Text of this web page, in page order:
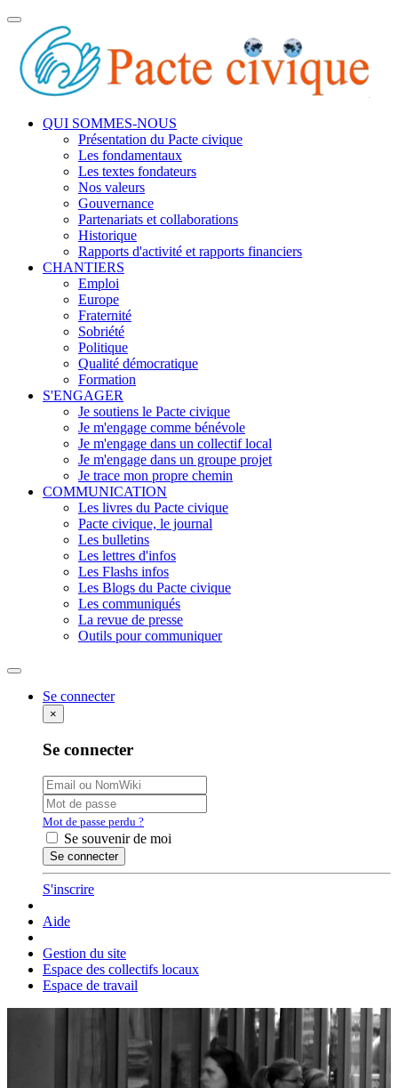
Toggle
navigation
QUI SOMMES-NOUS
Présentation du Pacte civique
Les fondamentaux
Les textes fondateurs
Nos valeurs
Gouvernance
Partenariats et collaborations
Historique
Rapports d'activité et rapports financiers
CHANTIERS
Emploi
Europe
Fraternité
Sobriété
Politique
Qualité démocratique
Formation
S'ENGAGER
Je soutiens le Pacte civique
Je m'engage comme bénévole
Je m'engage dans un collectif local
Je m'engage dans un groupe projet
Je trace mon propre chemin
COMMUNICATION
Les livres du Pacte civique
Pacte civique, le journal
Les bulletins
Les lettres d'infos
Les Flashs infos
Les Blogs du Pacte civique
Les communiqués
La revue de presse
Outils pour communiquer
Rechercher
Se connecter
×
Se connecter
Mot de passe perdu ?
Se souvenir de moi
S'inscrire
Aide
Gestion du site
Espace des collectifs locaux
Espace de travail